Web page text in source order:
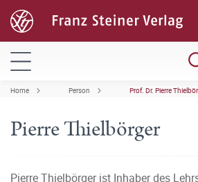
Home Person Prof. Dr. Pierre
Pierre Thielbörger
Pierre Thielbörger ist Inhaber des